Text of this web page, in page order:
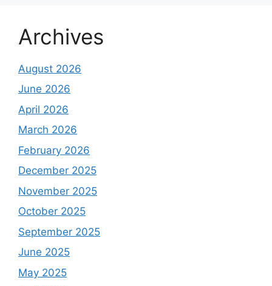
Archives
August 2026
June 2026
April 2026
March 2026
February 2026
December 2025
November 2025
October 2025
September 2025
June 2025
May 2025